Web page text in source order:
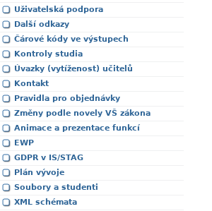
Uživatelská podpora
Další odkazy
Čárové kódy ve výstupech
Kontroly studia
Úvazky (vytíženost) učitelů
Kontakt
Pravidla pro objednávky
Změny podle novely VŠ zákona
Animace a prezentace funkcí
EWP
GDPR v IS/STAG
Plán vývoje
Soubory a studenti
XML schémata